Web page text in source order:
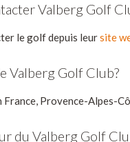
Valberg Golf
le golf depuis leursite
Valberg Golf Club?
Provence-Alpes-
du Valberg Golf